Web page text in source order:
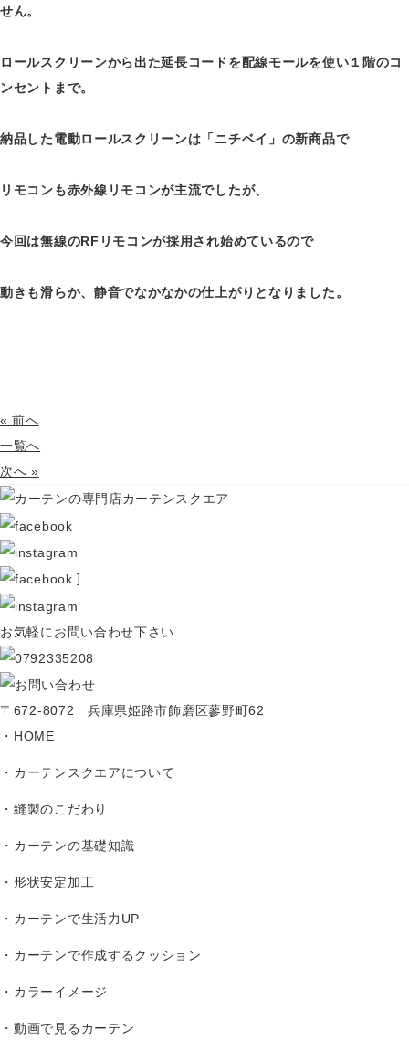
せん。
ロールスクリーンから出た延長コードを配線モールを使い１階のコ
ンセントまで。
納品した電動ロールスクリーンは「ニチベイ」の新商品で
リモコンも赤外線リモコンが主流でしたが、
今回は無線のRFリモコンが採用され始めているので
動きも滑らか、静音でなかなかの仕上がりとなりました。
« 前へ
一覧へ
次へ »
]
お気軽にお問い合わせ下さい
〒672-8072 兵庫県姫路市飾磨区蓼野町62
HOME
カーテンスクエアについて
縫製のこだわり
カーテンの基礎知識
形状安定加工
カーテンで生活力UP
カーテンで作成するクッション
カラーイメージ
動画で見るカーテン